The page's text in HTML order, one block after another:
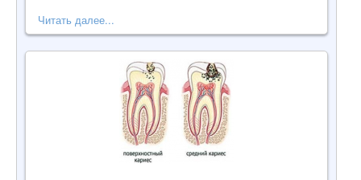
Читать далее...